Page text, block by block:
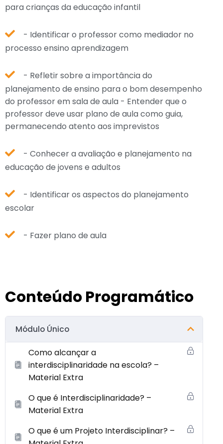
para crianças da educação infantil
- Identificar o professor como mediador no
processo ensino aprendizagem
- Refletir sobre a importância do
planejamento de ensino para o bom desempenho
do professor em sala de aula - Entender que o
professor deve usar plano de aula como guia,
permanecendo atento aos imprevistos
- Conhecer a avaliação e planejamento na
educação de jovens e adultos
- Identificar os aspectos do planejamento
escolar
- Fazer plano de aula
Conteúdo Programático
Módulo Único
Como alcançar a
interdisciplinaridade na escola? –
Material Extra
O que é Interdisciplinaridade? –
Material Extra
O que é um Projeto Interdisciplinar? –